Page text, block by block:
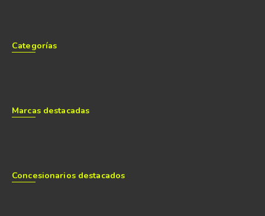
Categorías
Marcas destacadas
Concesionarios destacados